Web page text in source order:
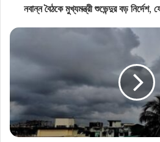
নবান্ন বৈঠকে মুখ্যমন্ত্রী শুভেন্দুর বড়